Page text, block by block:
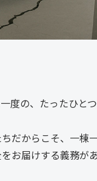
度の、たったひとつ
だからこそ、一棟
お届けする義務があ